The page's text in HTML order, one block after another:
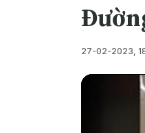
27-02-2023,